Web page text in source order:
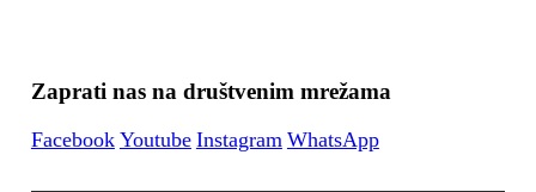
Zaprati nas na društvenim mrežama
Facebook Youtube Instagram WhatsApp